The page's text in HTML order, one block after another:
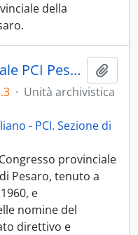
della
"VIII Congresso provinciale PCI Pesaro 8-9-10 gennaio 1960"
· Unità archivistica
- PCI. Sezione di
provinciale
Pesaro, tenuto a
e
nomine del
direttivo e